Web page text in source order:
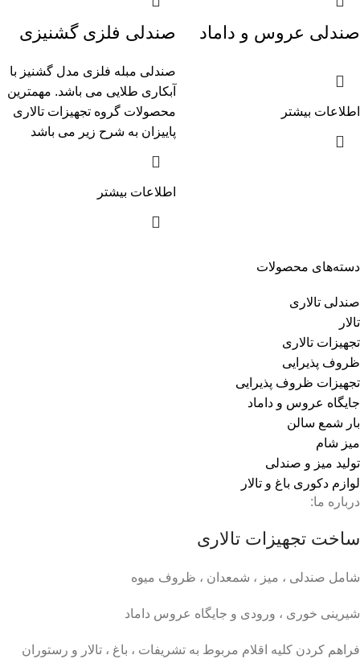
دسته‌های محصولات
صندلی تالاری
تالار
تجهیزات تالاری
ظروف پذیرایی
تجهیزات ظروف پذیرایی
جایگاه عروس و داماد
بار شمع سالن
میز شام
تولید میز و صندلی
لوازم دکوری باغ و تالار
صندلی عروس و داماد
اطلاعات بیشتر
صندلی فلزی گشنیزی
صندلی مبله فلزی مدل گشنیز با
آبکاری طلایی می باشد. مهمترین
محصولات گروه تجهیزات تالاری
پاییزان به شرح زیر می باشد
اطلاعات بیشتر
درباره ما:
ساخت تجهیزات تالاری
شامل صندلی ، میز ، شمعدان ، ظروف میوه
شیرینی خوری ، ورودی و جایگاه عروس داماد
فراهم کردن کلیه اقلام مربوط به تشریفات ، باغ ، تالار و رستوران